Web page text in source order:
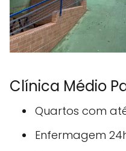
Clínica Médio
Quartos com
Enfermagem